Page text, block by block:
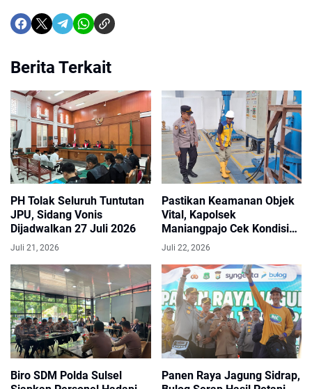
Berita Terkait
PH Tolak Seluruh Tuntutan
JPU, Sidang Vonis
Dijadwalkan 27 Juli 2026
Juli 21, 2026
Pastikan Keamanan Objek
Vital, Kapolsek
Maniangpajo Cek Kondisi
Bendungan Kalola dan
Security
Juli 22, 2026
Biro SDM Polda Sulsel
Panen Raya Jagung Sidrap,